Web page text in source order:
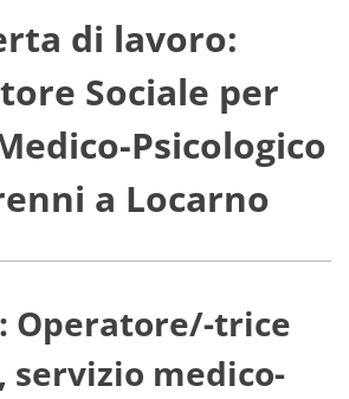
di lavoro:
Sociale per
Psicologico
a Locarno
Operatore/-trice
servizio medico-